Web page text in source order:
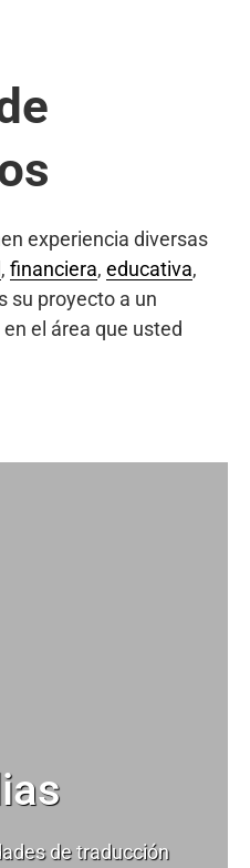
experiencia diversas
, financiera, educativa,
su proyecto a un
el área que usted
detraducción